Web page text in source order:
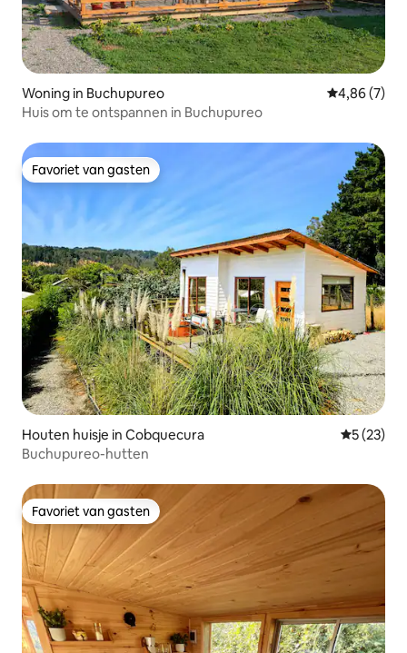
Woning in Buchupureo Gemiddelde
4,86 (7)
Huis om te ontspannen in Buchupureo
Favoriet van gasten
Favoriet van gasten
Houten huisje in Cobquecura
5 (23)
Buchupureo-hutten
Favoriet van gasten
Favoriet van gasten